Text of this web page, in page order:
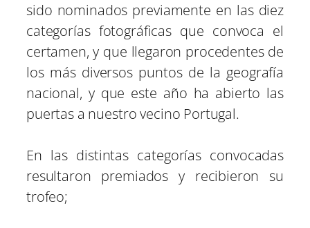
sido nominados previamente en las diez
categorías fotográficas que convoca el
certamen, y que llegaron procedentes de
los más diversos puntos de la geografía
nacional, y que este año ha abierto las
puertas a nuestro vecino Portugal.
En las distintas categorías convocadas
resultaron premiados y recibieron su
trofeo;